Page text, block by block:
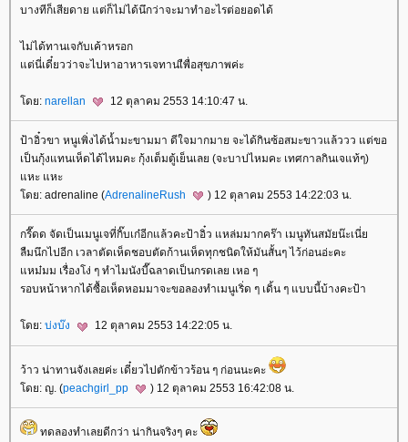
บางทีก็เสียดาย แต่ก็ไม่ได้นึกว่าจะมาทำอะไรต่อยอดได้
ไม่ได้ทานเจกับเค้าหรอก
ต่นี่เดี๋ยวว่าจะไปหาอาหารเจทานเืพื่อสุขภาพค่ะ
ดย: narellan 12 ตุลาคม 2553 14:10:47 น.
ป้าอิ๋วขา หนูเพิ่งได้น้ำมะขามมา ดีใจมากมาย จะได้กินซ้อสมะขาวแล้ววว แต่ขอ
เป็นกุ้งแทนเห็ดได้ไหมคะ กุ้งเต็มตู้เย็นเลย (จะบาปไหมคะ เทศกาลกินเจแท้ๆ)
หะ แหะ
ดย: adrenaline (AdrenalineRush ) 12 ตุลาคม 2553 14:22:03 น.
กรี๊ดด จัดเป็นเมนูเจที่กิ๊บเก๋อีกแล้วคะป้าอิ๋ว แหล่มมากคร๊า เมนูทันสมัยน๊ะเนี่
ลืมนึกไปอีก เวลาตัดเห็ดชอบตัดก้านเห็ดทุกชนิดให้มันสั้นๆ ไว้ก่อนอ่ะคะ
หม๋มม เรื่องโง่ ๆ ทำไมนังบี๊ฉลาดเป็นกรดเลย เหอ ๆ
รอบหน้าหากได้ซื้อเห็ดหอมมาจะขอลองทำเมนูเริ่ด ๆ เดิ้น ๆ แบบนี้บ้างคะป้า
ดย: บ่งบ๊ง 12 ตุลาคม 2553 14:22:05 น.
ว้าว น่าทานจังเลยค่ะ เดี๋ยวไปตักข้าวร้อน ๆ ก่อนนะคะ
ดย: ญ. (peachgirl_pp ) 12 ตุลาคม 2553 16:42:08 น.
ทดลองทำเลยดีกว่า น่ากินจริงๆ คะ